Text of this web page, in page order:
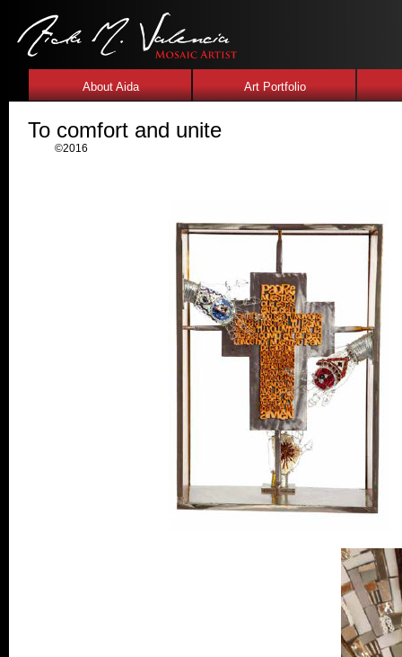
About Aida Art Portfolio
To comfort and unite
©2016